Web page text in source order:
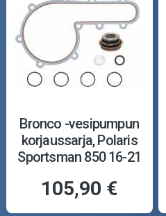
Bronco -vesipumpun
korjaussarja, Polaris
Sportsman 850 16-21
105,90 €